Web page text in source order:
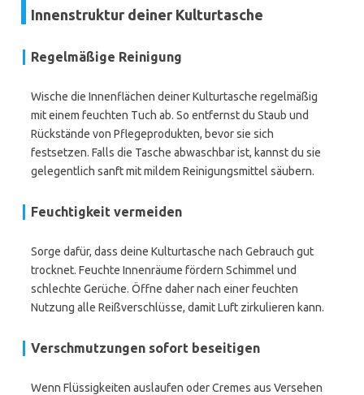
Innenstruktur deiner Kulturtasche
Regelmäßige Reinigung
Wische die Innenflächen deiner Kulturtasche regelmäßig
mit einem feuchten Tuch ab. So entfernst du Staub und
Rückstände von Pflegeprodukten, bevor sie sich
festsetzen. Falls die Tasche abwaschbar ist, kannst du sie
gelegentlich sanft mit mildem Reinigungsmittel säubern.
Feuchtigkeit vermeiden
Sorge dafür, dass deine Kulturtasche nach Gebrauch gut
trocknet. Feuchte Innenräume fördern Schimmel und
schlechte Gerüche. Öffne daher nach einer feuchten
Nutzung alle Reißverschlüsse, damit Luft zirkulieren kann.
Verschmutzungen sofort beseitigen
Wenn Flüssigkeiten auslaufen oder Cremes aus Versehen